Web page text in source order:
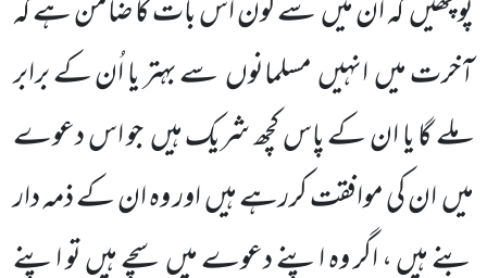
پوچھیںکہ ان میںسے کون اس بات کا ضامن ہے کہ
آخرت میںانہیںمسلمانوںسے بہتر یا اُن کے برابر
ملے گا یا ان کے پاس کچھ شریک ہیںجو اس دعوے
میںان کی موافقت کررہے ہیںاور وہ ان کے ذمہ دار
بنے ہیں ، اگر وہ اپنے دعوے میں سچے ہیں تو اپنے